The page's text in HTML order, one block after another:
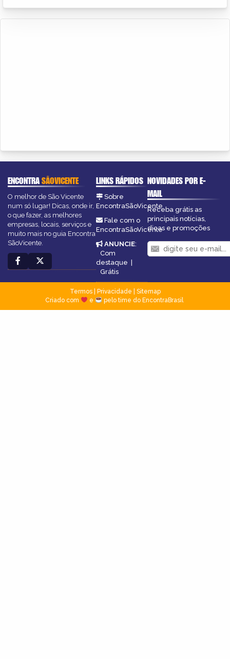
ENCONTRASÃOVICENTE
O melhor de São Vicente
num só lugar! Dicas, onde ir,
o que fazer, as melhores
empresas, locais, serviços e
muito mais no guia Encontra
SãoVicente.
LINKS RÁPIDOS
Sobre
EncontraSãoVicente
Fale com o
EncontraSãoVicente
ANUNCIE:
Com
destaque |
Grátis
NOVIDADES POR E-
MAIL
Receba grátis as
principais notícias,
dicas e promoções
Termos| Privacidade
Sitemap
Criado com
e pelo time do EncontraBrasil